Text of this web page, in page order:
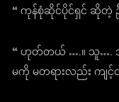
“ ကုန်စုံဆိုင်ပိုင်ရှင် ဆိုတဲ့
“ ဟုတ်တယ် ….။ သူ….
မကို မတရားလည်း ကျ